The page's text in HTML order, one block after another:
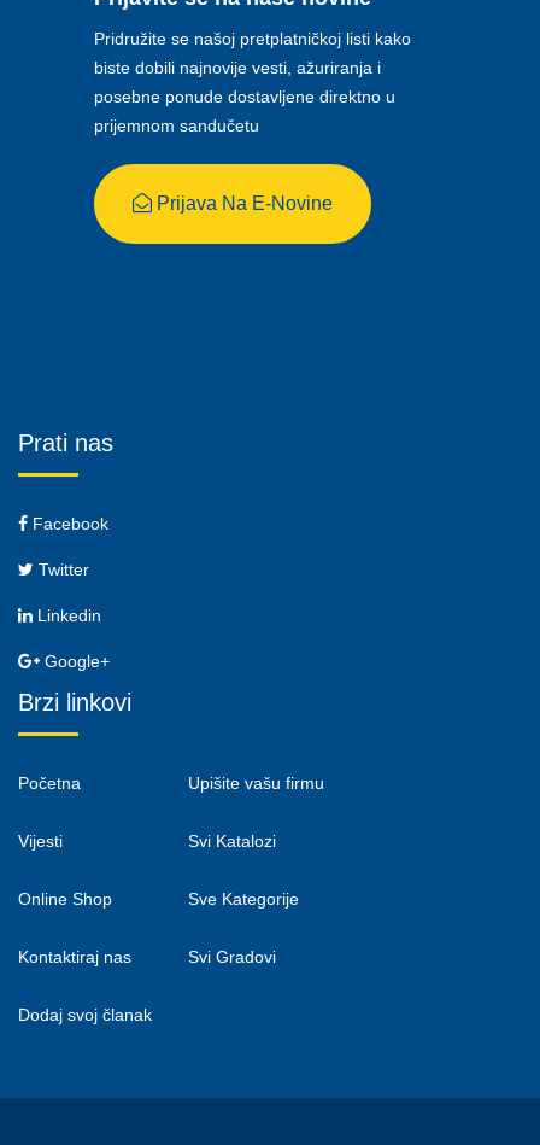
Pridružite se našoj pretplatničkoj listi kako
biste dobili najnovije vesti, ažuriranja i
posebne ponude dostavljene direktno u
prijemnom sandučetu
Prijava Na E-Novine
Prati nas
Facebook
Twitter
Linkedin
Google+
Brzi linkovi
Početna
Vijesti
Online Shop
Kontaktiraj nas
Dodaj svoj članak
Upišite vašu firmu
Svi Katalozi
Sve Kategorije
Svi Gradovi